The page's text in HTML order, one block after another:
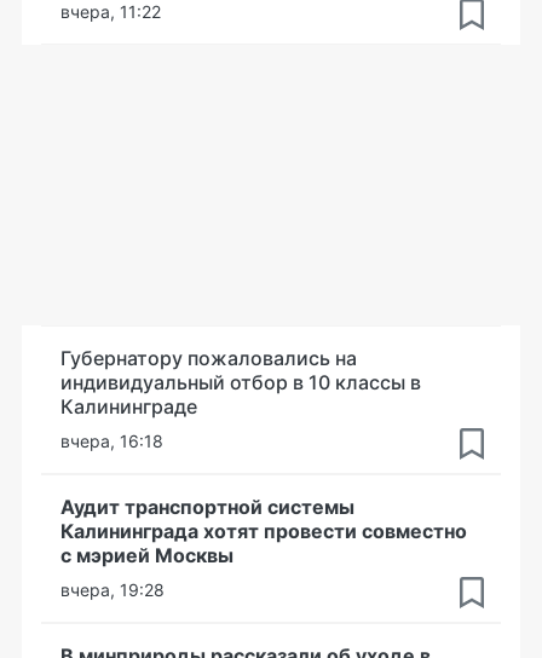
вчера, 11:22
Губернатору пожаловались на
индивидуальный отбор в 10 классы в
Калининграде
вчера, 16:18
Аудит транспортной системы
Калининграда хотят провести совместно
с мэрией Москвы
вчера, 19:28